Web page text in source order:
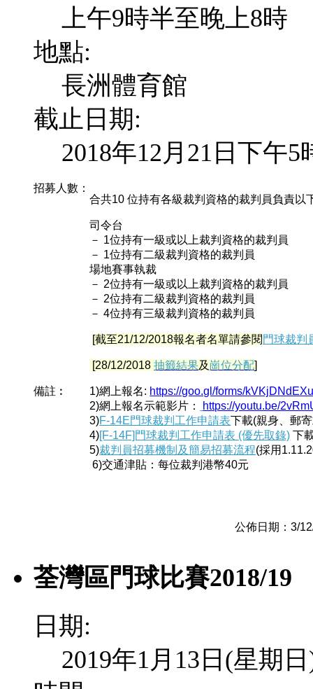
上午9時半至晚上8時
地點:
長洲體育館
截止日期:
2018年12月21日下午5
招募人數：
合共10 位持有各級裁判資格的裁判員負責以
司令台
－ 1位持有一級或以上裁判資格的裁判員
－ 1位持有二級裁判資格的裁判員
場地賽事執裁
－ 2位持有一級或以上裁判資格的裁判員
－ 2位持有二級裁判資格的裁判員
－ 4位持有三級裁判資格的裁判員
[截至21/12/2018報名者名單請參閱 門球裁判
[28/12/2018抽籤結果及崗位分配]
備註︰ 1)網上報名: https://goo.gl/forms/
2)網上報名示範影片：
https://youtu.be/
3)F-14E門球裁判工作申請表下載(親身、郵
4)[F-14F]門球裁判工作申請表 (優先取錄) 下
5)裁判員招募機制及簡易招募流程(採用
6)交通津貼：每位裁判港幣40元
公佈日期：3/12/
荃灣區門球比賽2018/19
日期:
2019年1月13日(星期